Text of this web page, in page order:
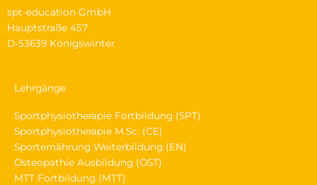
spt-education GmbH
Hauptstraße 457
D-53639 Königswinter
Lehrgänge
Sportphysiotherapie Fortbildung (SPT)
Sportphysiotherapie M.Sc. (CE)
Sporternährung Weiterbildung (EN)
Osteopathie Ausbildung (OST)
MTT Fortbildung (MTT)